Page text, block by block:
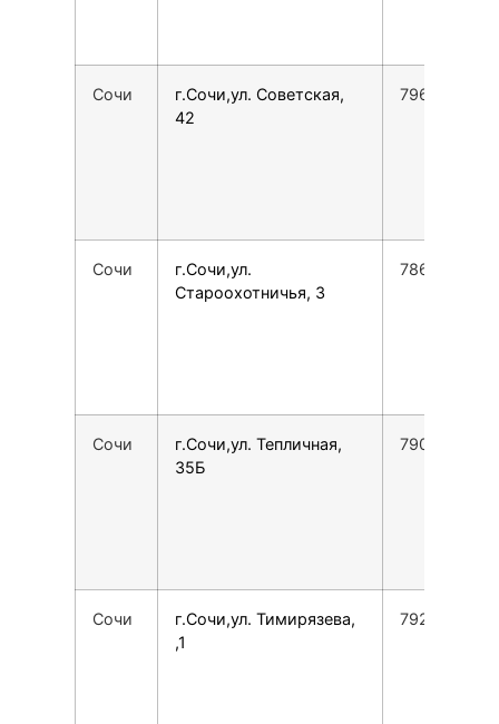
Сочи
г.Сочи,ул. Советская,
42
Сочи
г.Сочи,ул.
Староохотничья, 3
Сочи
г.Сочи,ул. Тепличная,
35Б
Сочи
г.Сочи,ул. Тимирязева,
,1